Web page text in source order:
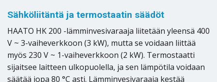
Sähköliitäntä ja termostaatin säädöt
HAATO HK 200 -lämminvesivaraaja liitetään yleensä 400
V ~ 3-vaiheverkkoon (3 kW), mutta se voidaan liittää
myös 230 V ~ 1-vaiheverkkoon (2 kW). Termostaatti
sijaitsee laitteen ulkopuolella, ja sen lämpötila voidaan
säätää jopa 80 °C asti. Lämminvesivaraaja kestää